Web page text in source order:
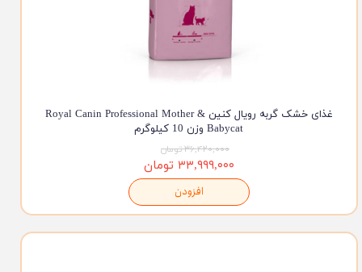
غذای خشک گربه رویال کنین Royal Canin Professional Mother &
Babycat وزن 10 کیلوگرم
۳۶,۴۲۰,۰۰۰ تومان
۳۳,۹۹۹,۰۰۰ تومان
افزودن